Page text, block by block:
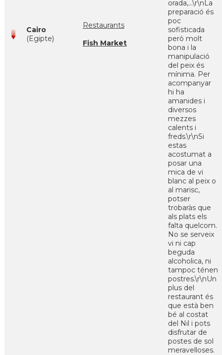
Cairo
(Egipte)
Restaurants
Fish Market
orada,...\r\nLa
preparació és
poc
sofisticada
però molt
bona i la
manipulació
del peix és
mínima. Per
acompanyar
hi ha
amanides i
diversos
mezzes
calents i
freds.\r\nSi
estas
acostumat a
posar una
mica de vi
blanc al peix o
al marisc,
potser
trobaràs que
als plats els
falta quelcom.
No se serveix
vi ni cap
beguda
alcoholica, ni
tampoc ténen
postres.\r\nUn
plus del
restaurant és
que està ben
bé al costat
del Nil i pots
disfrutar de
postes de sol
meravelloses.